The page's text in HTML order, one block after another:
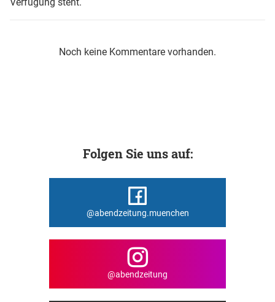
Noch keine Kommentare vorhanden.
Folgen Sie uns auf:
@abendzeitung.muenchen
@abendzeitung